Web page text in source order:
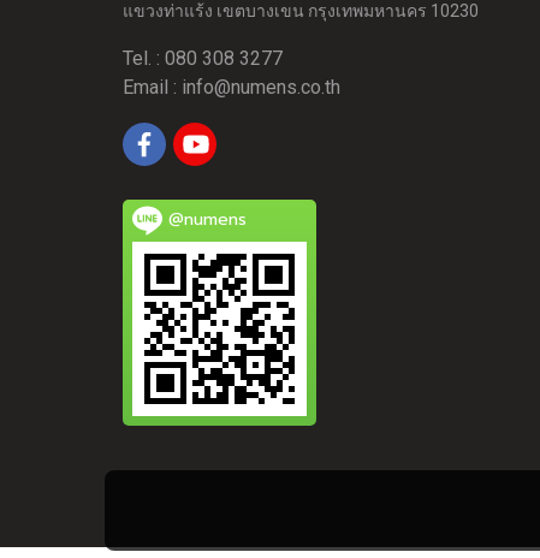
แขวงท่าแร้ง เขตบางเขน กรุงเทพมหานคร 10230
Tel. : 080 308 3277
Email : info@numens.co.th
@numens